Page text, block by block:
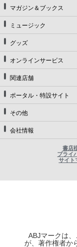
マガジン＆ブックス
ミュージック
グッズ
オンラインサービス
関連店舗
ポータル・特設サイト
その他
会社情報
書店
プライ
サイト
ABJマークは
が、著作権者か